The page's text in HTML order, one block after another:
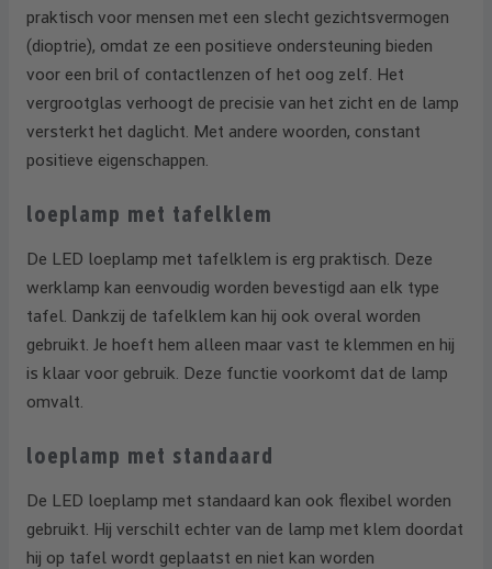
praktisch voor mensen met een slecht gezichtsvermogen
(dioptrie), omdat ze een positieve ondersteuning bieden
voor een bril of contactlenzen of het oog zelf. Het
vergrootglas verhoogt de precisie van het zicht en de lamp
versterkt het daglicht. Met andere woorden, constant
positieve eigenschappen.
loeplamp met tafelklem
De LED loeplamp met tafelklem is erg praktisch. Deze
werklamp kan eenvoudig worden bevestigd aan elk type
tafel. Dankzij de tafelklem kan hij ook overal worden
gebruikt. Je hoeft hem alleen maar vast te klemmen en hij
is klaar voor gebruik. Deze functie voorkomt dat de lamp
omvalt.
loeplamp met standaard
De LED loeplamp met standaard kan ook flexibel worden
gebruikt. Hij verschilt echter van de lamp met klem doordat
hij op tafel wordt geplaatst en niet kan worden